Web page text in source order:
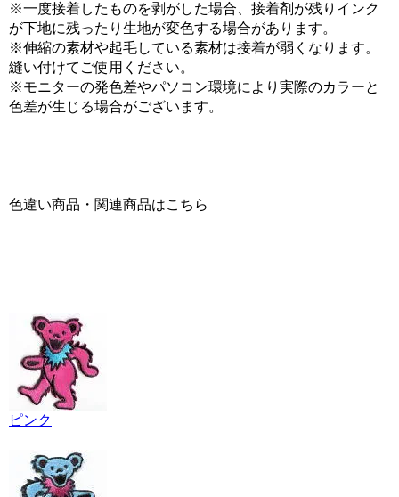
※一度接着したものを剥がした場合、接着剤が残りインク
が下地に残ったり生地が変色する場合があります。
※伸縮の素材や起毛している素材は接着が弱くなります。
縫い付けてご使用ください。
※モニターの発色差やパソコン環境により実際のカラーと
色差が生じる場合がございます。
色違い商品・関連商品はこちら
ピンク